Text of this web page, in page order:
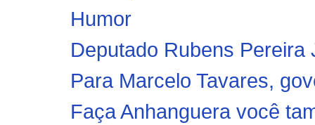
Humor
Deputado Rubens
Para Marcelo Tavares,
Faça Anhanguera você